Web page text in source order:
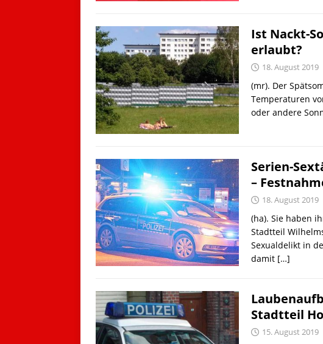
Ist Nackt-
erlaubt?
18. August 2019
(mr). Der
Temperaturen
oder andere
Serien-
–
18. August 2019
(ha). Sie haben
Stadtteil
Sexualdelikt in
damit […]
Stadtteil
15. August 2019